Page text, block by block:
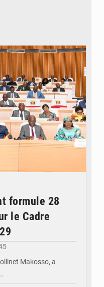
formule 28
le Cadre
Makosso, a